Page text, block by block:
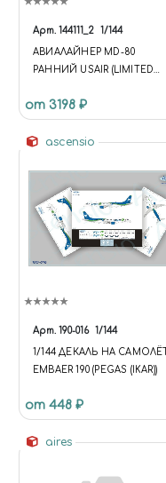
Арт. 144111_2 1/144
АВИАЛАЙНЕР MD-80
РАННИЙ USAIR (LIMITED
ЭКСПРЕСС,
от 3198 ₽
ascensio
Арт. 190-016 1/144
1/144 ДЕКАЛЬ НА САМОЛЁТ
ЕMBAER 190 (PEGAS (IKAR))
от 448 ₽
aires